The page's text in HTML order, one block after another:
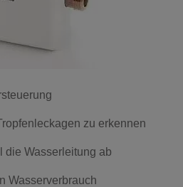
zu erkennen
die Wasserleitung ab
Wasserverbrauch